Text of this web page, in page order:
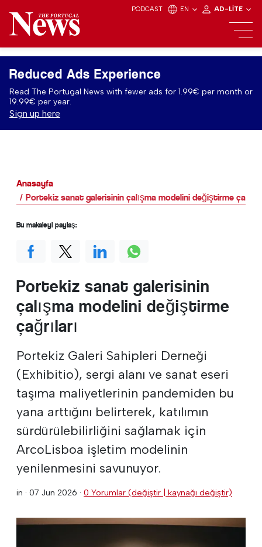
PODCAST EN AD-LITE
Reduced Ads Experience
Read The Portugal News with fewer ads for 1.99€ per month or
19.99€ per year.
Sign up here
Anasayfa
Portekiz sanat galerisinin çalışma modelini değiştirme
Portekiz sanat galerisinin
çalışma modelini değiştirme
çağrıları
Portekiz Galeri Sahipleri Derneği
(Exhibitio), sergi alanı ve sanat eseri
taşıma maliyetlerinin pandemiden bu
yana arttığını belirterek, katılımın
sürdürülebilirliğini sağlamak için
ArcoLisboa işletim modelinin
yenilenmesini savunuyor.
in · 07 Jun 2026 · 0 Yorumlar (değiştir | kaynağı değiştir)
Bu makaleyi paylaş: